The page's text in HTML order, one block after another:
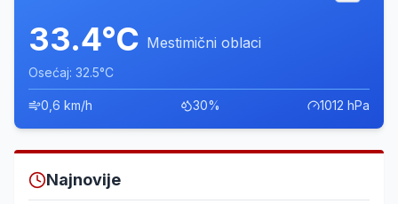
33.4°C Mestimični oblaci
Osećaj: 32.5°C
0,6 km/h 30% 1012 hPa
Najnovije